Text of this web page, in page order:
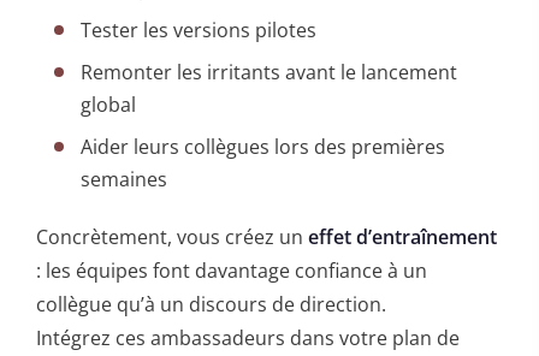
Tester les versions pilotes
Remonter les irritants avant le lancement
global
Aider leurs collègues lors des premières
semaines
Concrètement, vous créez un effet d’entraînement
: les équipes font davantage confiance à un
collègue qu’à un discours de direction.
Intégrez ces ambassadeurs dans votre plan de